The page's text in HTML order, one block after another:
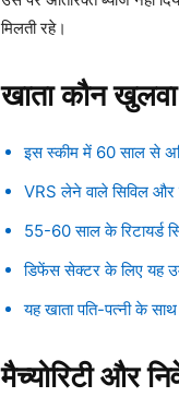
मिलती रहे।
खाता कौन
इस स्कीम में 60 साल से
VRS लेने वाले सिविल और
55-60 साल के रिटायर्ड
डिफेंस सेक्टर के लिए यह
यह खाता पति-पत्नी के
मैच्योरिटी और